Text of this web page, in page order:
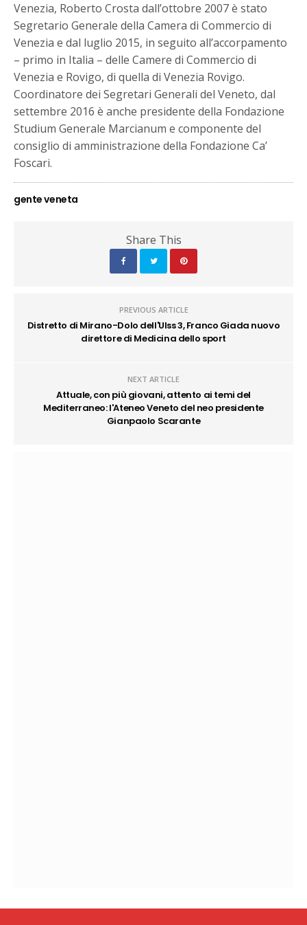
Venezia, Roberto Crosta dall’ottobre 2007 è stato
Segretario Generale della Camera di Commercio di
Venezia e dal luglio 2015, in seguito all’accorpamento
– primo in Italia – delle Camere di Commercio di
Venezia e Rovigo, di quella di Venezia Rovigo.
Coordinatore dei Segretari Generali del Veneto, dal
settembre 2016 è anche presidente della Fondazione
Studium Generale Marcianum e componente del
consiglio di amministrazione della Fondazione Ca’
Foscari.
gente veneta
Share This
PREVIOUS ARTICLE
Distretto di Mirano-Dolo dell'Ulss 3, Franco Giada nuovo
direttore di Medicina dello sport
NEXT ARTICLE
Attuale, con più giovani, attento ai temi del
Mediterraneo: l'Ateneo Veneto del neo presidente
Gianpaolo Scarante